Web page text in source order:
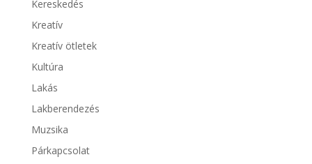
Kereskedés
Kreatív
Kreatív ötletek
Kultúra
Lakás
Lakberendezés
Muzsika
Párkapcsolat